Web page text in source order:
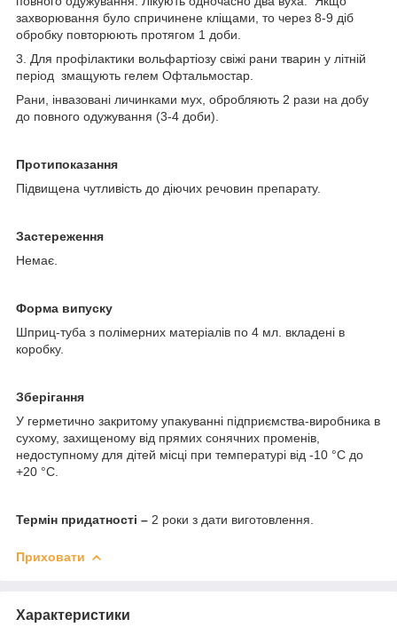
захворювання було спричинене кліщами, то через 8-9 діб
обробку повторюють протягом 1 доби.
3. Для профілактики вольфартіозу свіжі рани тварин у літній
період змащують гелем Офтальмостар.
Рани, інвазовані личинками мух, обробляють 2 рази на добу
до повного одужування (3-4 доби).
Протипоказання
Підвищена чутливість до діючих речовин препарату.
Застереження
Немає.
Форма випуску
Шприц-туба з полімерних матеріалів по 4 мл. вкладені в
коробку.
Зберігання
У герметично закритому упакуванні підприємства-виробника в
сухому, захищеному від прямих сонячних променів,
недоступному для дітей місці при температурі від -10 °С до
+20 °С.
Термін придатності – 2 роки з дати виготовлення.
Приховати
Характеристики